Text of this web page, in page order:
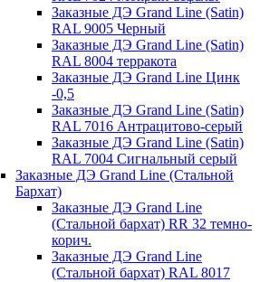
Заказные ДЭ Grand Line (Satin)
RAL 9005 Черный
Заказные ДЭ Grand Line (Satin)
RAL 8004 терракота
Заказные ДЭ Grand Line Цинк
-0,5
Заказные ДЭ Grand Line (Satin)
RAL 7016 Антрацитово-серый
Заказные ДЭ Grand Line (Satin)
RAL 7004 Сигнальный серый
Заказные ДЭ Grand Line (Стальной
Бархат)
Заказные ДЭ Grand Line
(Стальной бархат) RR 32 темно-
корич.
Заказные ДЭ Grand Line
(Стальной бархат) RAL 8017